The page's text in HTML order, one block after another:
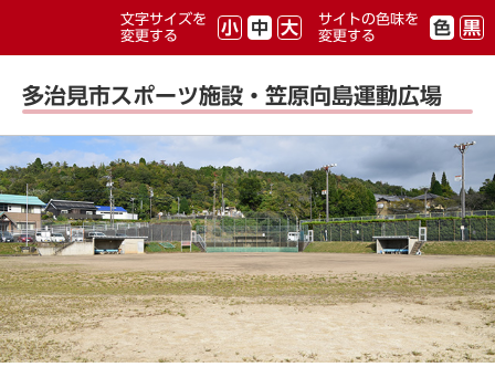
文字サイズを
変更する
小 中 大
サイトの色味を
変更する
色 黒
多治見市スポーツ施設・笠原向島運動広場